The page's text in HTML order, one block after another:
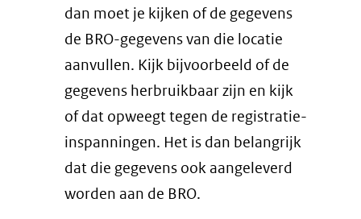
dan moet je kijken of de gegevens
de BRO-gegevens van die locatie
aanvullen. Kijk bijvoorbeeld of de
gegevens herbruikbaar zijn en kijk
of dat opweegt tegen de registratie-
inspanningen. Het is dan belangrijk
dat die gegevens ook aangeleverd
worden aan de BRO.